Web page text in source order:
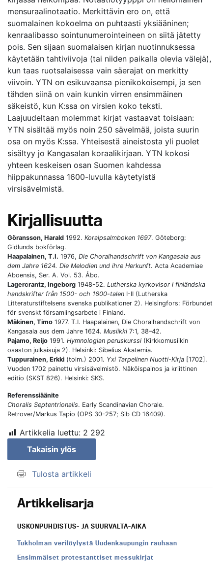
mensuraalinotaatio. Merkittävin ero on, että
suomalainen kokoelma on puhtaasti yksiääninen;
kenraalibasso sointunumerointeineen on siitä jätetty
pois. Sen sijaan suomalaisen kirjan nuotinnuksessa
käytetään tahtiviivoja (tai niiden paikalla olevia välejä),
kun taas ruotsalaisessa vain säerajat on merkitty
viivoin. YTN on esikuvaansa pienikokoisempi, ja sen
tähden siinä on vain kunkin virren ensimmäinen
säkeistö, kun K:ssa on virsien koko teksti.
Laajuudeltaan molemmat kirjat vastaavat toisiaan:
YTN sisältää myös noin 250 sävelmää, joista suurin
osa on myös K:ssa. Yhteisestä aineistosta yli puolet
sisältyy jo Kangasalan koraalikirjaan. YTN kokosi
yhteen keskeisen osan Suomen kahdessa
hiippakunnassa 1600-luvulla käytetyistä
virsisävelmistä.
Kirjallisuutta
Göransson, Harald 1992. Koralpsalmboken 1697. Göteborg:
Gidlunds bokförlag.
Haapalainen, T.I. 1976, Die Choralhandschrift von Kangasala aus
dem Jahre 1624. Die Melodien und ihre Herkunft. Acta Academiae
Aboensis, Ser. A. Vol. 53. Åbo.
Lagercrantz, Ingeborg 1948-52. Lutherska kyrkovisor i finländska
handskrifter från 1500- och 1600-talen I-II (Lutherska
Litteraturstiftelsens svenska publikationer 2). Helsingfors: Förbundet
för svenskt församlingsarbete i Finland.
Mäkinen, Timo 1977. T.I. Haapalainen, Die Choralhandschrift von
Kangasala aus dem Jahre 1624. Musiikki 7:1, 38–42.
Pajamo, Reijo 1991. Hymnologian peruskurssi (Kirkkomusiikin
osaston julkaisuja 2). Helsinki: Sibelius Akatemia.
Tuppurainen, Erkki (toim.) 2001. Yxi Tarpelinen Nuotti-Kirja [1702].
Vuoden 1702 painettu virsisävelmistö. Näköispainos ja kriittinen
editio (SKST 826). Helsinki: SKS.
Referenssiäänite
Choralis Septentrionalis. Early Scandinavian Chorale.
Retrover/Markus Tapio (OPS 30-257; Sib CD 16409).
Artikkelia luettu: 2 292
Takaisin ylös
Tulosta artikkeli
Artikkelisarja
USKONPUHDISTUS- JA SUURVALTA-AIKA
Tukholman verilöylystä Uudenkaupungin rauhaan
Ensimmäiset protestanttiset messukirjat